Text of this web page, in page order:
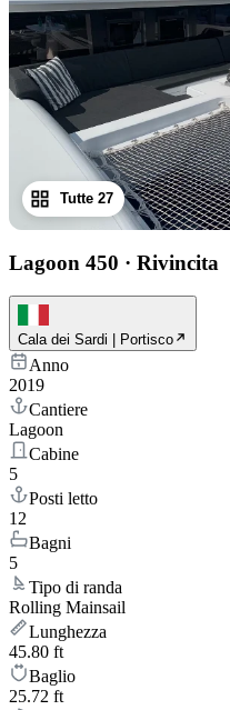
Tutte 27
Lagoon 450 · Rivincita
Cala dei Sardi | Portisco
Anno
2019
Cantiere
Lagoon
Cabine
5
Posti letto
12
Bagni
5
Tipo di randa
Rolling Mainsail
Lunghezza
45.80 ft
Baglio
25.72 ft